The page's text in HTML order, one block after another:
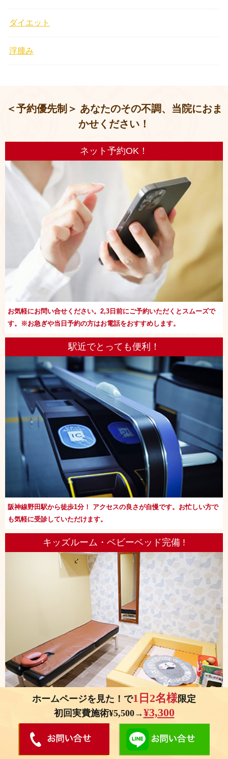
ダイエット
浮腫み
＜予約優先制＞ あなたのその不調、当院におま
かせください！
ネット予約OK！
お気軽にお問い合せください。2,3日前にご予約いただくとスムーズで
す。※お急ぎや当日予約の方はお電話をおすすめします。
駅近でとっても便利！
阪神線野田駅から徒歩1分！ アクセスの良さが自慢です。お忙しい方で
も気軽に受診していただけます。
キッズルーム・ベビーベッド完備 !
お子さまを預けることが出来ないママさんでも大丈夫！お子さまが遊べ
るスペースを設けております。
ホームページを見た！で1日2名様限定
初回実費施術¥5,500→¥3,300